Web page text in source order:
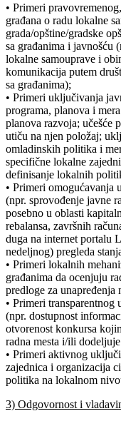
• Primeri
građana o radu lokalne
grada/opštine/gradske
sa građanima i javnošću
lokalne samouprave i
komunikacija putem
sa građanima);
• Primeri uključivanja
programa, planova i
planova razvoja; učešće
utiču na njen položaj;
omladinskih politika i
specifične lokalne
definisanje lokalnih
• Primeri omogućavanja
(npr. sprovođenje javne
posebno u oblasti
rebalansa, završnih
duga na internet portalu
nedeljnog) pregleda
• Primeri lokalnih
građanima da ocenjuju
predloge za unapređenja
• Primeri
(npr. dostupnost
otvorenost konkursa
radna mesta i/ili
• Primeri aktivnog
zajednica i organizacija
politika na lokalnom
3) Odgovornost i